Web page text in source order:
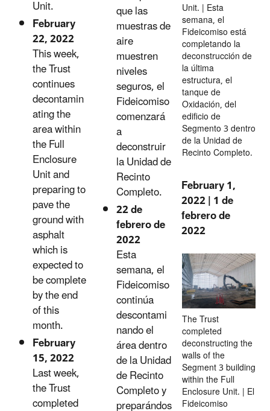
Unit.
February
22, 2022
This week,
the Trust
continues
decontamin
ating the
area within
the Full
Enclosure
Unit and
preparing to
pave the
ground with
asphalt
which is
expected to
be complete
by the end
of this
month.
February
15, 2022
Last week,
the Trust
completed
que las
muestras de
aire
muestren
niveles
seguros, el
Fideicomiso
comenzará
a
deconstruir
la Unidad de
Recinto
Completo.
22 de
febrero de
2022
Esta
semana, el
Fideicomiso
continúa
descontami
nando el
área dentro
de la Unidad
de Recinto
Completo y
preparándos
Unit. | Esta
semana, el
Fideicomiso está
completando la
deconstrucción de
la última
estructura, el
tanque de
Oxidación, del
edificio de
Segmento 3 dentro
de la Unidad de
Recinto Completo.
February 1,
2022 | 1 de
febrero de
2022
The Trust
completed
deconstructing the
walls of the
Segment 3 building
within the Full
Enclosure Unit. | El
Fideicomiso